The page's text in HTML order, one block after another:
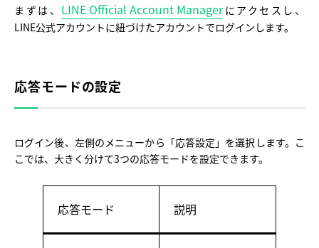
まずは、 LINE Official Account Managerにアクセスし、
LINE公式アカウントに紐づけたアカウントでログインします。
応答モードの設定
ログイン後、左側のメニューから「応答設定」を選択します。こ
こでは、大きく分けて3つの応答モードを設定できます。
応答モード 説明